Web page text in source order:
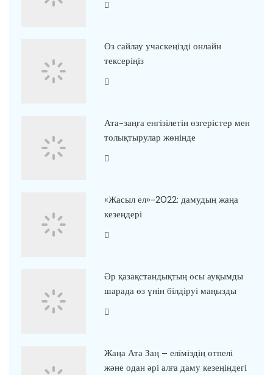
Өз сайлау учаскеңізді онлайн
тексеріңіз
Ата-заңға енгізілетін өзгерістер мен
толықтырулар жөнінде
«Жасыл ел»-2022: дамудың жаңа
кезеңдері
Әр қазақстандықтың осы ауқымды
шарада өз үнін білдіруі маңызды
Жаңа Ата Заң – еліміздің өтпелі
және одан әрі алға даму кезеңіндегі